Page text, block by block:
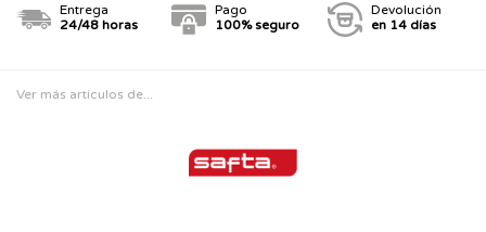
Entrega
24/48 horas
Pago
100% seguro
Devolución
en 14 días
Ver más artículos de...